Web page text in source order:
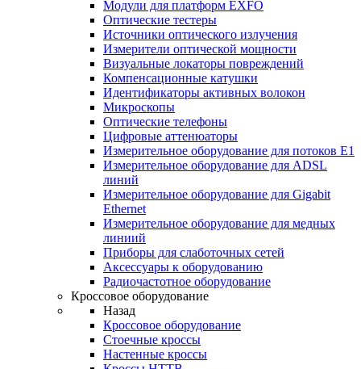
Модули для платформ EXFO
Оптические тестеры
Источники оптического излучения
Измерители оптической мощности
Визуальные локаторы повреждений
Компенсационные катушки
Идентификаторы активных волокон
Микроскопы
Оптические телефоны
Цифровые аттенюаторы
Измерительное оборудование для потоков Е1
Измерительное оборудование для ADSL
линий
Измерительное оборудование для Gigabit
Ethernet
Измерительное оборудование для медных
линиий
Приборы для слаботочных сетей
Аксессуары к оборудованию
Радиочастотное оборудование
Кроссовое оборудование
Назад
Кроссовое оборудование
Стоечные кроссы
Настенные кроссы